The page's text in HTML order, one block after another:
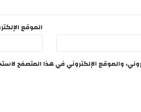
الموقع
والموقع الإلكتروني في هذا المتصفح